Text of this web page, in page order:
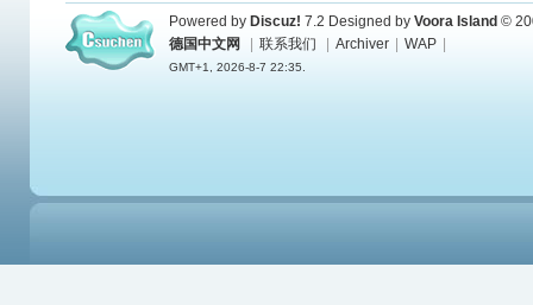
Powered by Discuz! 7.2 Designed by Voora Island ©
德国中文网
联系我们 Archiver WAP
GMT+1, 2026-8-7 22:35.